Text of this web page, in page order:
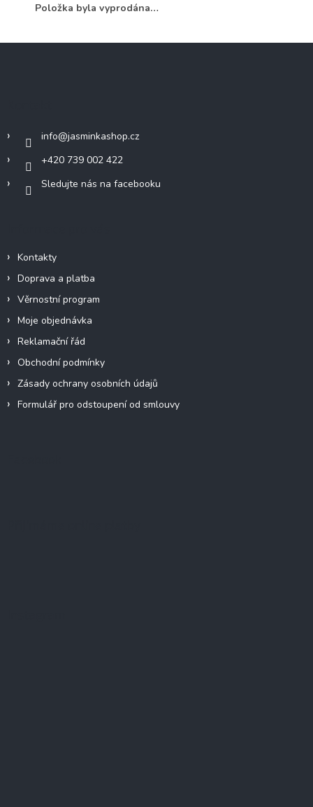
Položka byla vyprodána…
info@jasminkashop.cz
+420 739 002 422
Sledujte nás na facebooku
Kontakty
Doprava a platba
Věrnostní program
Moje objednávka
Reklamační řád
Obchodní podmínky
Zásady ochrany osobních údajů
Formulář pro odstoupení od smlouvy